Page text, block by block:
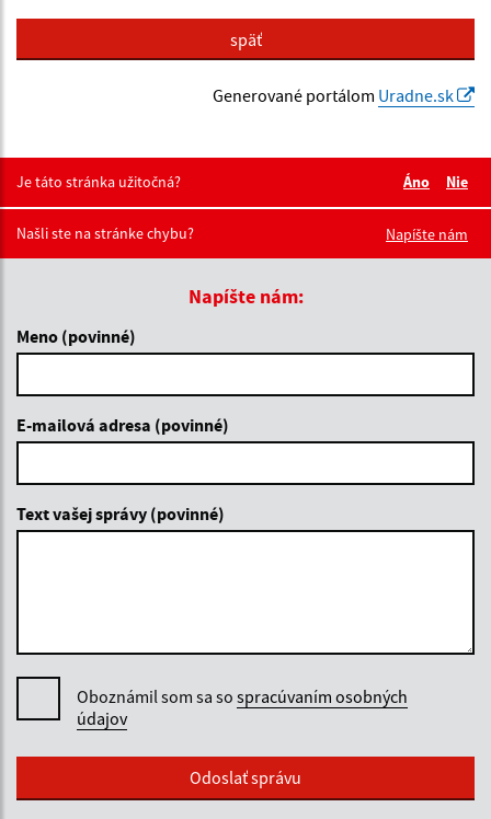
späť
Generované portálom Uradne.sk
Je táto stránka užitočná?
Áno
Nie
Našli ste na stránke chybu?
Napíšte nám
Napíšte nám:
Meno (povinné)
E-mailová adresa (povinné)
Text vašej správy (povinné)
Oboznámil som sa so spracúvaním osobných
údajov
Google reCaptcha ResponseOdoslať správu